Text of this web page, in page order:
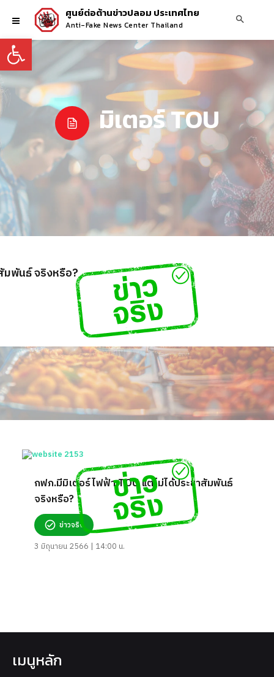
Open toolbar
ศูนย์ต่อต้านข่าวปลอม ประเทศไทย
Anti-Fake News Center Thailand
มิเตอร์ TOU
พันธ์ จริงหรือ?
กฟภ.มีมิเตอร์ไฟฟ้า TOU แต่ไม่ได้ประชาสัมพันธ์
จริงหรือ?
ข่าวจริง
3 มิถุนายน 2566 | 14:00 น.
เมนูหลัก